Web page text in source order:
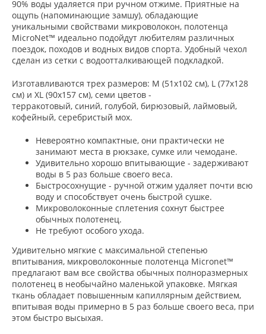
90% воды удаляется при ручном отжиме. Приятные на
ощупь (напоминающие замшу), обладающие
уникальными свойствами микроволокон, полотенца
MicroNet™ идеально подойдут любителям различных
поездок, походов и водных видов спорта. Удобный чехол
сделан из сетки с водоотталкивающей подкладкой.
Изготавливаются трех размеров: M (51х102 см), L (77х128
см) и XL (90х157 см), семи цветов -
терракотовый, синий, голубой, бирюзовый, лаймовый,
кофейный, серебристый мох.
Невероятно компактные, они практически не
занимают места в рюкзаке, сумке или чемодане.
Удивительно хорошо впитывающие - задерживают
воды в 5 раз больше своего веса.
Быстросохнущие - ручной отжим удаляет почти всю
воду и способствует очень быстрой сушке.
Микроволоконные сплетения сохнут быстрее
обычных полотенец.
Не требуют особого ухода.
Удивительно мягкие с максимальной степенью
впитывания, микроволоконные полотенца Micronet™
предлагают вам все свойства обычных полноразмерных
полотенец в необычайно маленькой упаковке. Мягкая
ткань обладает повышенным капиллярным действием,
впитывая воды примерно в 5 раз больше своего веса, при
этом быстро высыхая.